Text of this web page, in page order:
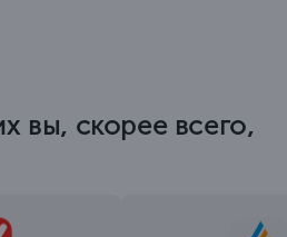
вы, скорее всего,